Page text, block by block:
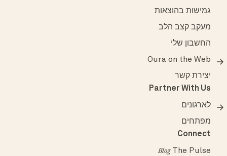
גמישות בהוצאות
מעקב קצב הלב
החשבון שלי
Oura on the Web
יצירת קשר
Partner With Us
לארגונים
מפתחים
Connect
The Pulse
Blog